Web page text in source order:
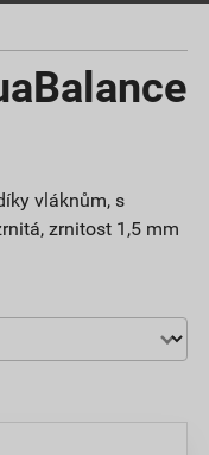
vláknům, s
zrnitost 1,5 mm